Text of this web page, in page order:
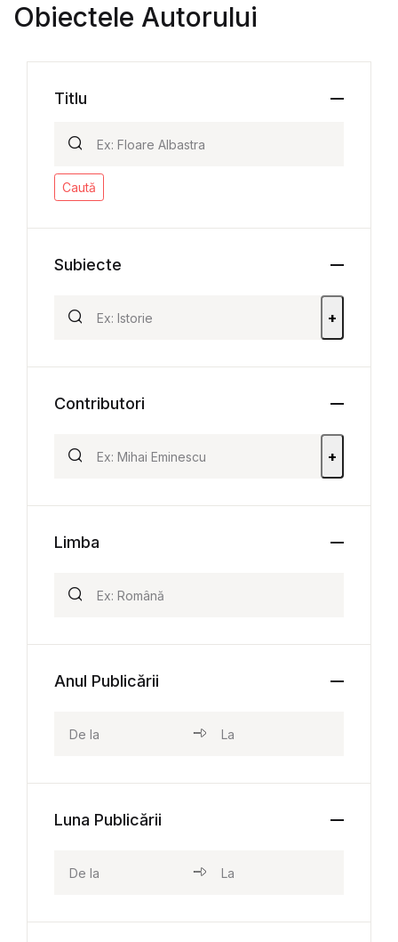
Obiectele Autorului
Titlu
Caută
Subiecte
+
Contributori
+
Limba
Anul Publicării
Luna Publicării